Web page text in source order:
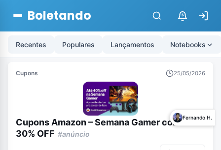
Boletando $
Recentes Populares Lançamentos Notebooks
Cupons 25/05/2026
Fernando H.
Cupons Amazon – Semana Gamer com até
30% OFF #anúncio